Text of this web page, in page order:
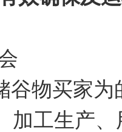
谷物买家
加工生产